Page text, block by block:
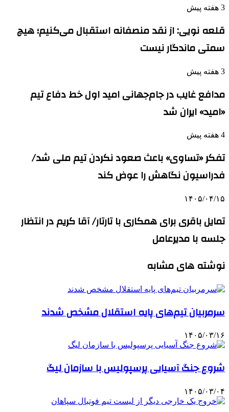
3 هفته پیش
قلعه نویی: از نقد منصفانه استقبال می‌کنیم؛ هیچ
سمتی ماندگار نیست
3 هفته پیش
مدافع غایب در جام‌جهانی امید اول خط دفاع تیم
«امید» ایران شد
4 هفته پیش
تفکر «تساوی» باعث صعود نکردن تیم ملی شد/
فدراسیون نگاهش را عوض کند
۱۴۰۵/۰۴/۱۵
تمایل باقری برای همکاری با تارتار/ آقا کریم در انتظار
جلسه با مدیرعامل
نوشته های مشابه
سرمربیان تیم‌های پایه استقلال مشخص شدند
۱۴۰۵/۰۳/۱۶
شروع جنگ آسیایی پرسپولیس با سازمان لیگ
۱۴۰۵/۰۳/۰۴